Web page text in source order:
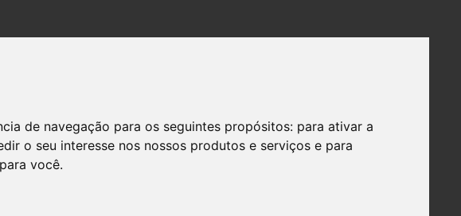
de navegação para os seguintes propósitos: para ativar a
o seu interesse nos nossos produtos e serviços e para
você.
para a Nuvem X5